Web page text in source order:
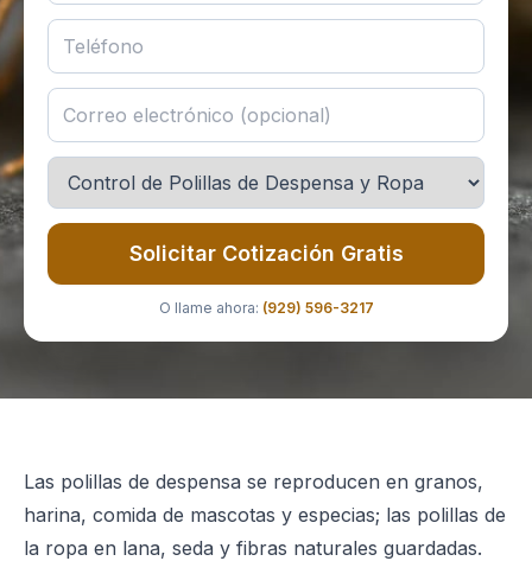
Solicitar Cotización Gratis
O llame ahora: (929) 596-3217
Las polillas de despensa se reproducen en granos,
harina, comida de mascotas y especias; las polillas de
la ropa en lana, seda y fibras naturales guardadas.